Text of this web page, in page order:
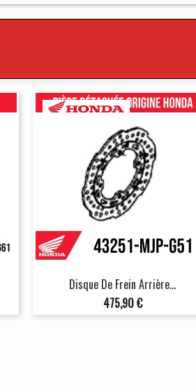
Disque De Frein Arrière...
Prix
475,90 €